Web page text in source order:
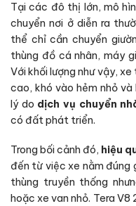
Tại các đô thị lớn, mô
chuyển nơi ở diễn ra
thể chỉ cần chuyển
thùng đồ cá nhân, máy
Với khối lượng như vậy,
cao, khó vào hẻm nhỏ
lý do dịch vụ chuyển
có đất phát triển.
Trong bối cảnh đó, hiệu
đến từ việc xe nằm đúng
thùng truyền thống
hoặc xe van nhỏ. Tera